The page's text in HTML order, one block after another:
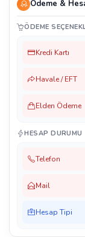
Ödeme &
ÖDEME
Kredi Kartı
Havale / EFT
Elden Ödeme
HESAP DURUMU
Telefon
Mail
Hesap Tipi